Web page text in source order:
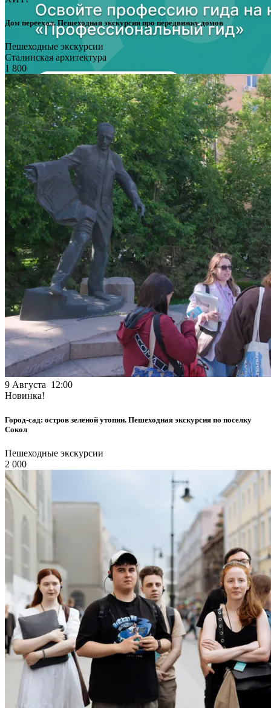
Дом переехал. Пешеходная экскурсия про передвижку домов
Пешеходные экскурсии
Сталинская архитектура
1 800
9 Августа 12:00
Новинка!
Город-сад: остров зеленой утопии. Пешеходная экскурсия по поселку
Сокол
Пешеходные экскурсии
2 000